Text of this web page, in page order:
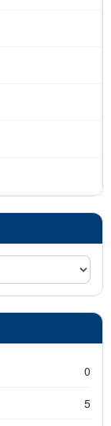
0
5